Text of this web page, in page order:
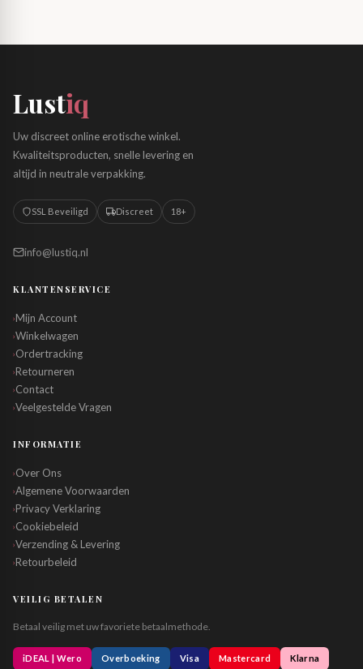
Lustiq
Uw discreet online erotische winkel.
Kwaliteitsproducten, snelle levering en
altijd in neutrale verpakking.
SSL Beveiligd Discreet 18+
info@lustiq.nl
KLANTENSERVICE
›Mijn Account
›Winkelwagen
›Ordertracking
›Retourneren
›Contact
›Veelgestelde Vragen
INFORMATIE
›Over Ons
›Algemene Voorwaarden
›Privacy Verklaring
›Cookiebeleid
›Verzending & Levering
›Retourbeleid
VEILIG BETALEN
Betaal veilig met uw favoriete betaalmethode.
iDEAL | Wero Overboeking Visa Mastercard Klarna